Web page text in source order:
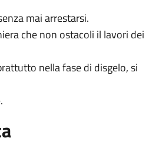
mai arrestarsi.
che non ostacoli il lavori dei
nella fase di disgelo, si